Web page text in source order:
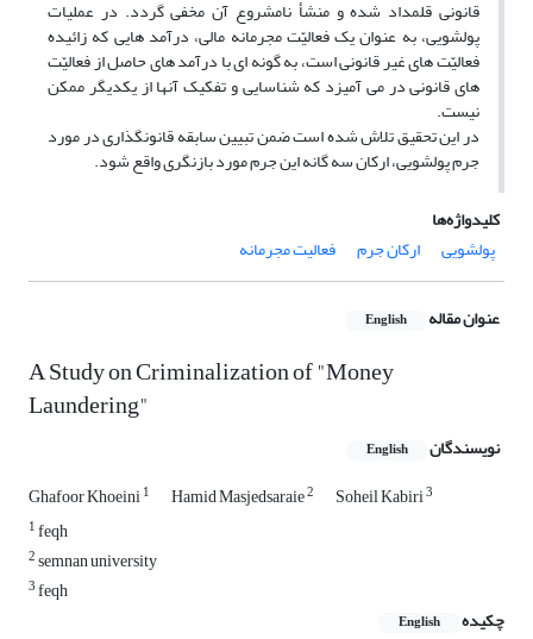
قانونی قلمداد شده و منشأ نامشروع آن مخفی گردد. در عملیات
پولشویی، به عنوان یک فعالیّت مجرمانه مالی، درآمد هایی که زائیده
فعالیّت های غیر قانونی است، به گونه ای با درآمد های حاصل از فعالیّت
های قانونی در می آمیزد که شناسایی و تفکیک آنها از یکدیگر ممکن
نیست.
در این تحقیق تلاش شده است ضمن تبیین سابقه قانونگذاری در مورد
جرم پولشویی، ارکان سه گانه این جرم مورد بازنگری واقع شود.
کلیدواژه‌ها
پولشویی
ارکان جرم فعالیت مجرمانه
عنوان مقاله English
A Study on Criminalization of "Money
Laundering"
نویسندگان English
Ghafoor Khoeini1 Hamid Masjedsaraie2 Soheil Kabiri3
1feqh
2semnan university
3feqh
چکیده
English